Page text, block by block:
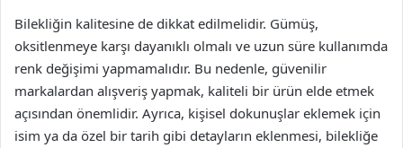
Bilekliğin kalitesine de dikkat edilmelidir. Gümüş,
oksitlenmeye karşı dayanıklı olmalı ve uzun süre kullanımda
renk değişimi yapmamalıdır. Bu nedenle, güvenilir
markalardan alışveriş yapmak, kaliteli bir ürün elde etmek
açısından önemlidir. Ayrıca, kişisel dokunuşlar eklemek için
isim ya da özel bir tarih gibi detayların eklenmesi, bilekliğe